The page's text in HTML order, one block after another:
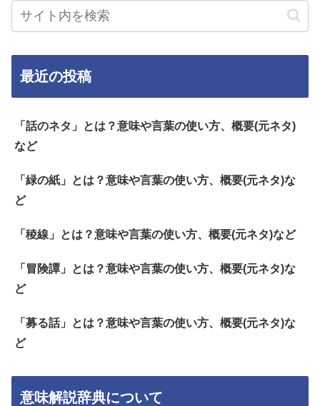
最近の投稿
「話のネタ」とは？意味や言葉の使い方、概要(元ネタ)
など
「緑の紙」とは？意味や言葉の使い方、概要(元ネタ)な
ど
「稜線」とは？意味や言葉の使い方、概要(元ネタ)など
「冒険譚」とは？意味や言葉の使い方、概要(元ネタ)な
ど
「募る話」とは？意味や言葉の使い方、概要(元ネタ)な
ど
意味解説辞典について